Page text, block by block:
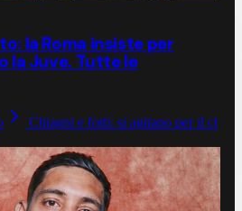
la Roma insiste per
la Juve. Tutte le
Chiagni e fotti: si agitano per il ct